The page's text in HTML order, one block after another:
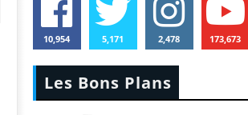
10,954 5,171 2,478 173,673
Les Bons Plans